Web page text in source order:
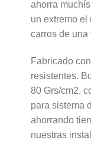
ahorra
un extremo
carros de una
Fabricado
resistentes.
80 Grs/cm2,
para sistema
ahorrando
nuestras